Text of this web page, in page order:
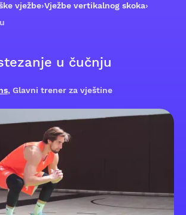
vježbe›Vježbe vertikalnog skoka›
u čučnju
, Glavni trener za vještine